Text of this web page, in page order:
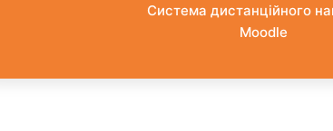
Система дистанційного
Moodle